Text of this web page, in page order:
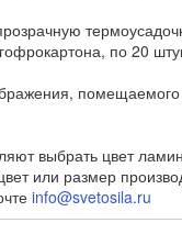
по 20
выбрать цвет
или размер
info@svetosila.ru